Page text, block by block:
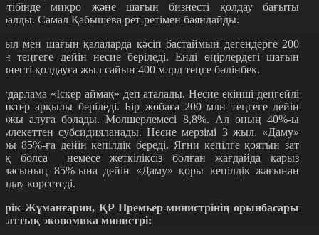
микро және шағын бизнесті қолдау бағыты
Самал Қабышева рет-ретімен баяндайды.
мен шағын қалаларда кәсіп бастаймын дегендерге 200
теңгеге дейін несие беріледі. Енді өңірлердегі шағын
қолдауға жыл сайын 400 млрд теңге бөлінбек.
«Іскер аймақ» деп аталады. Несие екінші деңгейлі
арқылы беріледі. Бір жобаға 200 млн теңгеге дейін
алуға болады. Мөлшерлемесі 8,8%. Ал оның 40%-ы
субсидияланады. Несие мерзімі 3 жыл. «Даму»
85%-ға дейін кепілдік береді. Яғни кепілге қоятын зат
болса немесе жеткіліксіз болған жағдайда қарыз
85%-ына дейін «Даму» қоры кепілдік жағынан
көрсетеді.
Жұманғарин, ҚР Премьер-министрінің орынбасары
экономика министрі: